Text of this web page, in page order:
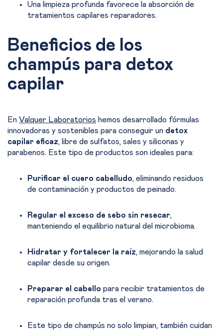
Una limpieza profunda favorece la absorción de
tratamientos capilares reparadores.
Beneficios de los
champús para detox
capilar
En Valquer Laboratorios hemos desarrollado fórmulas
innovadoras y sostenibles para conseguir un detox
capilar eficaz, libre de sulfatos, sales y siliconas y
parabenos. Este tipo de productos son ideales para:
Purificar el cuero cabelludo, eliminando residuos
de contaminación y productos de peinado.
Regular el exceso de sebo sin resecar,
manteniendo el equilibrio natural del microbioma.
Hidratar y fortalecer la raíz, mejorando la salud
capilar desde su origen.
Preparar el cabello para recibir tratamientos de
reparación profunda tras el verano.
Este tipo de champús no solo limpian, también cuidan